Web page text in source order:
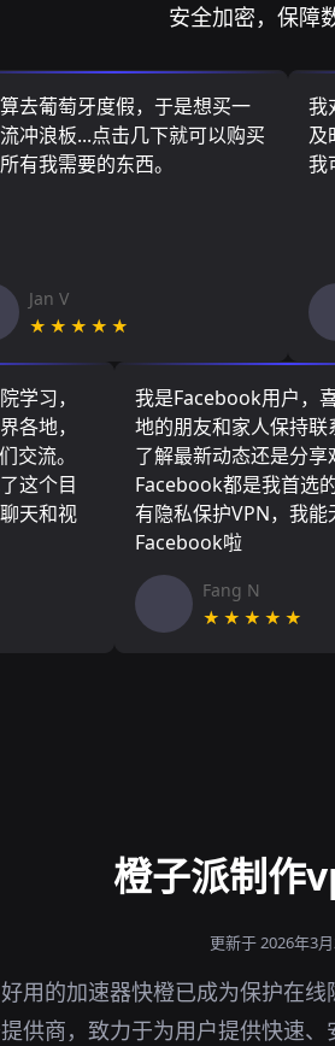
安全加密，保障
去葡萄牙度假，于是想买一
冲浪板...点击几下就可以购买
有我需要的东西。
Jan V
★★★★★
我
及
我
学习，
各地，
交流。
这个目
天和视
我是Facebook用户，
地的朋友和家人保持联
了解最新动态还是分享
Facebook都是我首选
有隐私保护VPN，我能
Facebook啦
Fang N
★★★★★
橙子派制作
更新于 2026年3
用的加速器快橙已成为保护在
供商，致力于为用户提供快速、